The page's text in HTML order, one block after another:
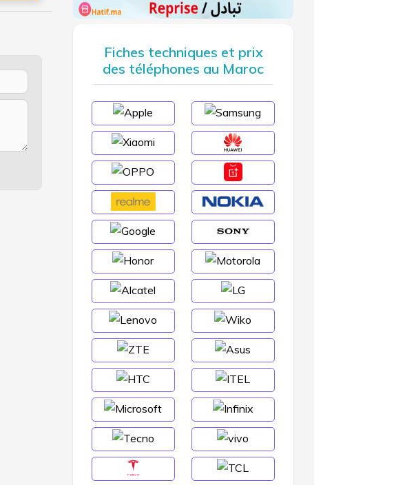
Fiches techniques et prix
des téléphones au Maroc